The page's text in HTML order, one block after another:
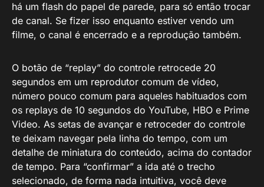
há um flash do papel de parede, para só então trocar
de canal. Se fizer isso enquanto estiver vendo um
filme, o canal é encerrado e a reprodução também.
O botão de “replay” do controle retrocede 20
segundos em um reprodutor comum de vídeo,
número pouco comum para aqueles habituados com
os replays de 10 segundos do YouTube, HBO e Prime
Video. As setas de avançar e retroceder do controle
te deixam navegar pela linha do tempo, com um
detalhe de miniatura do conteúdo, acima do contador
de tempo. Para “confirmar” a ida até o trecho
selecionado, de forma nada intuitiva, você deve